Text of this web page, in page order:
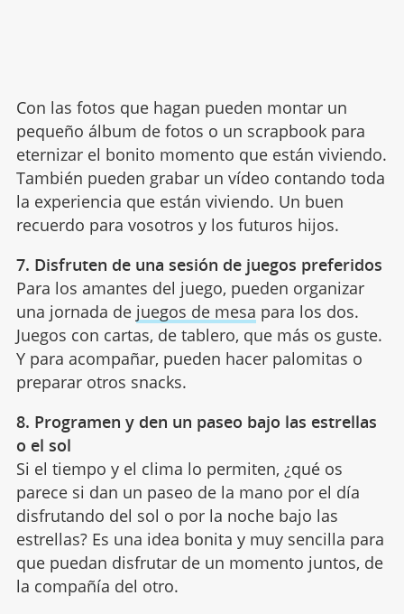
Con las fotos que hagan pueden montar un
pequeño álbum de fotos o un scrapbook para
eternizar el bonito momento que están viviendo.
También pueden grabar un vídeo contando toda
la experiencia que están viviendo. Un buen
recuerdo para vosotros y los futuros hijos.
7. Disfruten de una sesión de juegos preferidos
Para los amantes del juego, pueden organizar
una jornada de juegos de mesa para los dos.
Juegos con cartas, de tablero, que más os guste.
Y para acompañar, pueden hacer palomitas o
preparar otros snacks.
8. Programen y den un paseo bajo las estrellas
o el sol
Si el tiempo y el clima lo permiten, ¿qué os
parece si dan un paseo de la mano por el día
disfrutando del sol o por la noche bajo las
estrellas? Es una idea bonita y muy sencilla para
que puedan disfrutar de un momento juntos, de
la compañía del otro.